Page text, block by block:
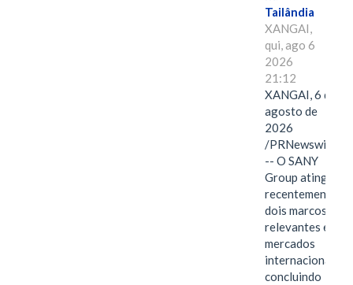
Tailândia
XANGAI,
qui, ago 6
2026
21:12
XANGAI, 6 de
agosto de
2026
/PRNewswire/
-- O SANY
Group atingiu
recentemente
dois marcos
relevantes em
mercados
internacionais,
concluindo